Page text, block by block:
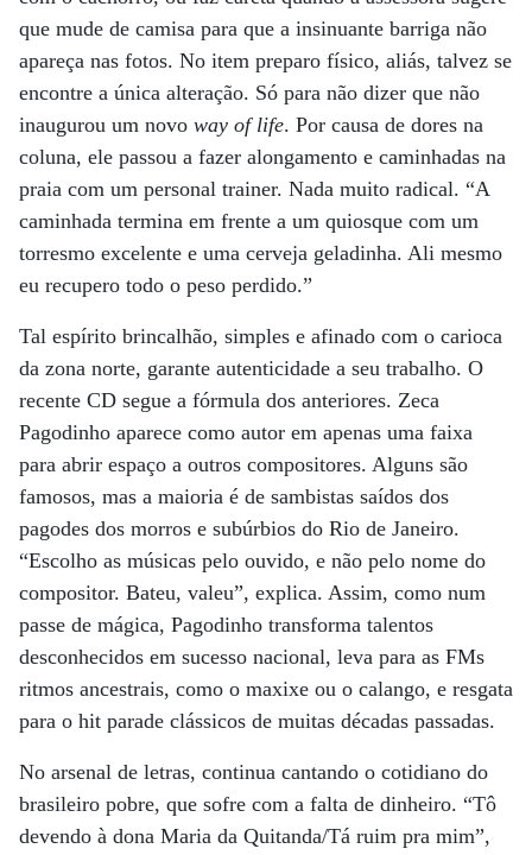
que mude de camisa para que a insinuante barriga não
apareça nas fotos. No item preparo físico, aliás, talvez se
encontre a única alteração. Só para não dizer que não
inaugurou um novo way of life. Por causa de dores na
coluna, ele passou a fazer alongamento e caminhadas na
praia com um personal trainer. Nada muito radical. “A
caminhada termina em frente a um quiosque com um
torresmo excelente e uma cerveja geladinha. Ali mesmo
eu recupero todo o peso perdido.”
Tal espírito brincalhão, simples e afinado com o carioca
da zona norte, garante autenticidade a seu trabalho. O
recente CD segue a fórmula dos anteriores. Zeca
Pagodinho aparece como autor em apenas uma faixa
para abrir espaço a outros compositores. Alguns são
famosos, mas a maioria é de sambistas saídos dos
pagodes dos morros e subúrbios do Rio de Janeiro.
“Escolho as músicas pelo ouvido, e não pelo nome do
compositor. Bateu, valeu”, explica. Assim, como num
passe de mágica, Pagodinho transforma talentos
desconhecidos em sucesso nacional, leva para as FMs
ritmos ancestrais, como o maxixe ou o calango, e resgata
para o hit parade clássicos de muitas décadas passadas.
No arsenal de letras, continua cantando o cotidiano do
brasileiro pobre, que sofre com a falta de dinheiro. “Tô
devendo à dona Maria da Quitanda/Tá ruim pra mim”,